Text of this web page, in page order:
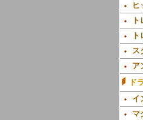
ヒ
ス
ア
ド
イ
マ